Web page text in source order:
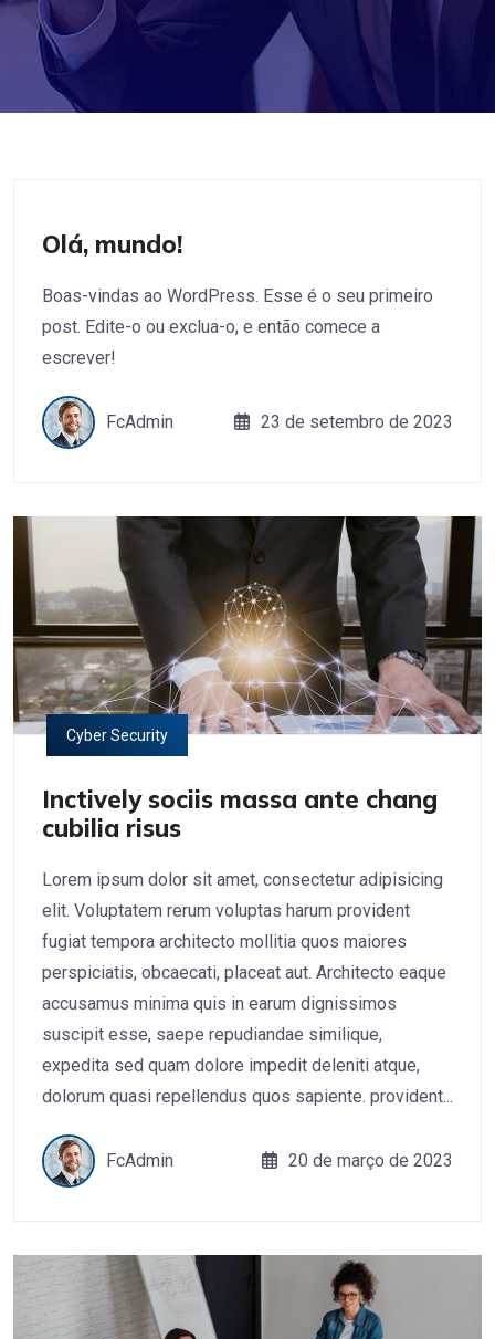
Olá, mundo!
Boas-vindas ao WordPress. Esse é o seu primeiro
post. Edite-o ou exclua-o, e então comece a
escrever!
FcAdmin 23 de setembro de 2023
Cyber Security
Inctively sociis massa ante chang
cubilia risus
Lorem ipsum dolor sit amet, consectetur adipisicing
elit. Voluptatem rerum voluptas harum provident
fugiat tempora architecto mollitia quos maiores
perspiciatis, obcaecati, placeat aut. Architecto eaque
accusamus minima quis in earum dignissimos
suscipit esse, saepe repudiandae similique,
expedita sed quam dolore impedit deleniti atque,
dolorum quasi repellendus quos sapiente. provident...
FcAdmin 20 de março de 2023